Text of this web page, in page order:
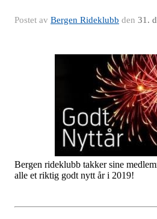
Postet av Bergen Rideklubb den 31.
Bergen rideklubb takker sine
alle et riktig godt nytt år i 2019!